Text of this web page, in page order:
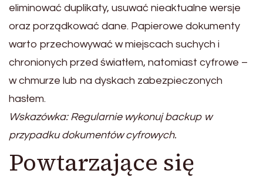
eliminować duplikaty, usuwać nieaktualne wersje
oraz porządkować dane. Papierowe dokumenty
warto przechowywać w miejscach suchych i
chronionych przed światłem, natomiast cyfrowe –
w chmurze lub na dyskach zabezpieczonych
hasłem.
Wskazówka: Regularnie wykonuj backup w
przypadku dokumentów cyfrowych.
Powtarzające się